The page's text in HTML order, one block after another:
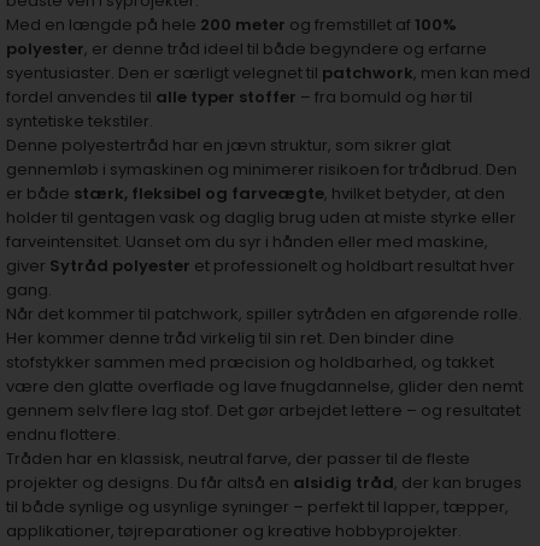
Med en længde på hele 200 meter og fremstillet af 100%
polyester, er denne tråd ideel til både begyndere og erfarne
syentusiaster. Den er særligt velegnet til patchwork, men kan med
fordel anvendes til alle typer stoffer – fra bomuld og hør til
syntetiske tekstiler.
Denne polyestertråd har en jævn struktur, som sikrer glat
gennemløb i symaskinen og minimerer risikoen for trådbrud. Den
er både stærk, fleksibel og farveægte, hvilket betyder, at den
holder til gentagen vask og daglig brug uden at miste styrke eller
farveintensitet. Uanset om du syr i hånden eller med maskine,
giver Sytråd polyester et professionelt og holdbart resultat hver
gang.
Når det kommer til patchwork, spiller sytråden en afgørende rolle.
Her kommer denne tråd virkelig til sin ret. Den binder dine
stofstykker sammen med præcision og holdbarhed, og takket
være den glatte overflade og lave fnugdannelse, glider den nemt
gennem selv flere lag stof. Det gør arbejdet lettere – og resultatet
endnu flottere.
Tråden har en klassisk, neutral farve, der passer til de fleste
projekter og designs. Du får altså en alsidig tråd, der kan bruges
til både synlige og usynlige syninger – perfekt til lapper, tæpper,
applikationer, tøjreparationer og kreative hobbyprojekter.